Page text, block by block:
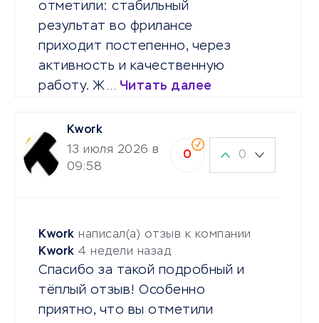
отметили: стабильный
результат во фрилансе
приходит постепенно, через
активность и качественную
работу. Ж… Читать далее
Kwork
13 июля 2026 в
09:58
0 0
Kwork написал(а) отзыв к компании
Kwork 4 недели назад
Спасибо за такой подробный и
тёплый отзыв! Особенно
приятно, что вы отметили